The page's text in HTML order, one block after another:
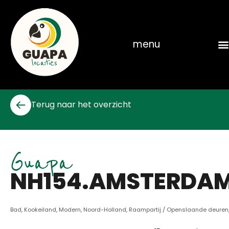
content
menu
Terug naar het overzicht
Guapa
Bad, Kookeiland, Modern, Noord-Holland, Raampartij / Openslaande deuren,